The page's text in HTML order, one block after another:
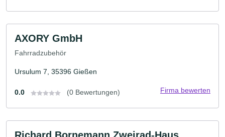
AXORY GmbH
Fahrradzubehör
Ursulum 7, 35396 Gießen
0.0 (0 Bewertungen) Firma bewerten